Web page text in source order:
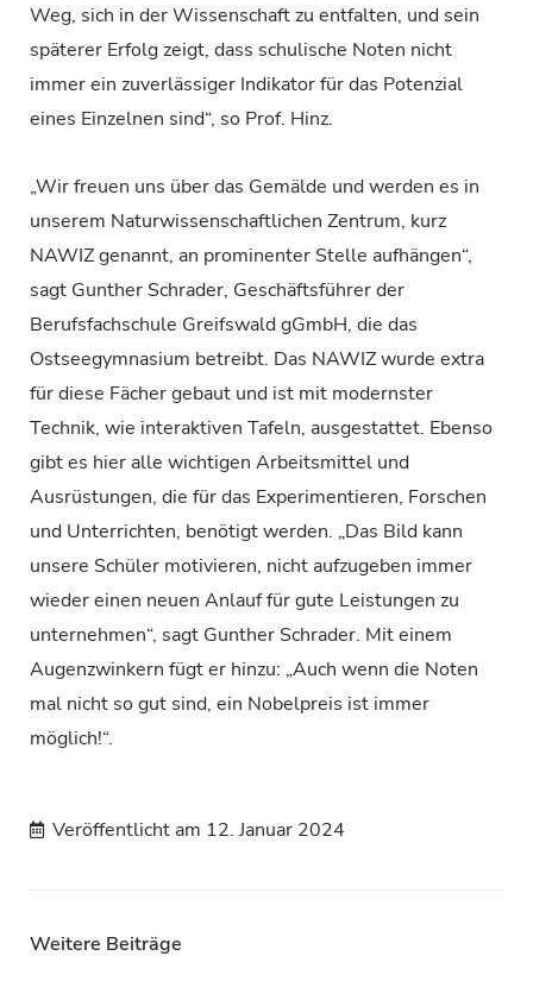
Weg, sich in der Wissenschaft zu entfalten, und sein
späterer Erfolg zeigt, dass schulische Noten nicht
immer ein zuverlässiger Indikator für das Potenzial
eines Einzelnen sind“, so Prof. Hinz.
„Wir freuen uns über das Gemälde und werden es in
unserem Naturwissenschaftlichen Zentrum, kurz
NAWIZ genannt, an prominenter Stelle aufhängen“,
sagt Gunther Schrader, Geschäftsführer der
Berufsfachschule Greifswald gGmbH, die das
Ostseegymnasium betreibt. Das NAWIZ wurde extra
für diese Fächer gebaut und ist mit modernster
Technik, wie interaktiven Tafeln, ausgestattet. Ebenso
gibt es hier alle wichtigen Arbeitsmittel und
Ausrüstungen, die für das Experimentieren, Forschen
und Unterrichten, benötigt werden. „Das Bild kann
unsere Schüler motivieren, nicht aufzugeben immer
wieder einen neuen Anlauf für gute Leistungen zu
unternehmen“, sagt Gunther Schrader. Mit einem
Augenzwinkern fügt er hinzu: „Auch wenn die Noten
mal nicht so gut sind, ein Nobelpreis ist immer
möglich!“.
Veröffentlicht am 12. Januar 2024
Weitere Beiträge